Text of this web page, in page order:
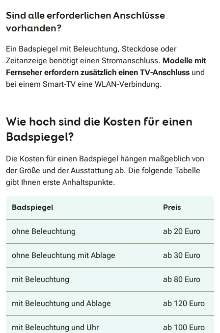
Sind alle erforderlichen Anschlüsse
vorhanden?
Ein Badspiegel mit Beleuchtung, Steckdose oder
Zeitanzeige benötigt einen Stromanschluss. Modelle mit
Fernseher erfordern zusätzlich einen TV-Anschluss und
bei einem Smart-TV eine WLAN-Verbindung.
Wie hoch sind die Kosten für einen
Badspiegel?
Die Kosten für einen Badspiegel hängen maßgeblich von
der Größe und der Ausstattung ab. Die folgende Tabelle
gibt Ihnen erste Anhaltspunkte.
Badspiegel Preis
ohne Beleuchtung ab 20 Euro
ohne Beleuchtung mit Ablage ab 30 Euro
mit Beleuchtung ab 80 Euro
mit Beleuchtung und Ablage ab 120 Euro
mit Beleuchtung und Uhr ab 100 Euro